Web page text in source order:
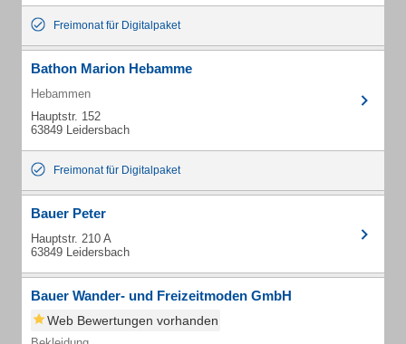
Freimonat für Digitalpaket
Bathon Marion Hebamme
Hebammen
Hauptstr. 152
63849 Leidersbach
Freimonat für Digitalpaket
Bauer Peter
Hauptstr. 210 A
63849 Leidersbach
Bauer Wander- und Freizeitmoden GmbH
Web Bewertungen vorhanden